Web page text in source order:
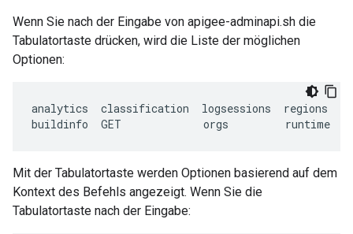
Wenn Sie nach der Eingabe von apigee-adminapi.sh die
Tabulatortaste drücken, wird die Liste der möglichen
Optionen:
analytics classification logsessions regions
buildinfo
GET orgs runtime
Mit der Tabulatortaste werden Optionen basierend auf dem
Kontext des Befehls angezeigt. Wenn Sie die
Tabulatortaste nach der Eingabe: